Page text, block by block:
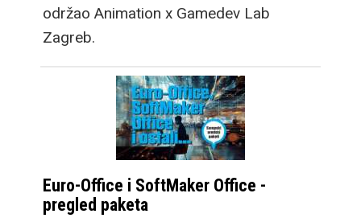
održao Animation x Gamedev Lab
Zagreb.
Euro-Office i SoftMaker Office -
pregled paketa